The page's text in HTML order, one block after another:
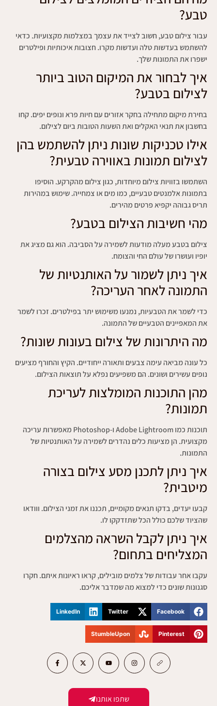
טבע?
עבור צילום טבע, חשוב לצייד את עצמך במצלמות מקצועיות. כדאי
להשתמש בעדשות טלה ועדשות מקרו. חצובות איכותיות ופילטרים
ישפרו את התמונות שלך.
איך לבחור את המיקום הטוב ביותר
לצילום בטבע?
בחירת מיקום מתחילה בחקר אזורים עם חיות פרא ונופים יפים. קחו
בחשבון את תנאי האקלים ואת השעות הטובות ביום לצילום.
אילו טכניקות שונות ניתן להשתמש בהן
לצילום תמונות באווירה טבעית?
השתמשו בזוויות צילום מיוחדות, כגון צילום מהקרקע. הוסיפו
בתמונות אלמנטים טבעיים, כמו מים או צמחייה. שימוש במהירות
תריס גבוהה יקפיא פרטים מהירים.
מהי חשיבות הצילום בטבע?
צילום בטבע מעלה מודעות לשמירה על הסביבה. הוא גם מציג את
יופיו ועושרו של עולם החי והצומח.
איך ניתן לשמור על האותנטיות של
התמונה לאחר העריכה?
כדי לשמר את הטבעיות, נמנעו משימוש יתר בפילטרים. זכרו לשמר
את המאפיינים הטבעיים של התמונה.
מה היתרונות של צילום בעונות שונות?
כל עונה מביאה עימה צבעים ותאורה ייחודיים. הקיץ והחורף מציעים
נופים עשירים ושונים. הם משפיעים נפלא על תוצאות הצילום.
מהן התוכנות המומלצות לעריכת
תמונות?
תוכנות כמו Adobe Lightroom ו-Photoshop מאפשרות עריכה
מקצועית. הן מציעות כלים נהדרים לשמירה על האותנטיות של
התמונות.
איך ניתן לתכנן מסע צילום בצורה
מיטבית?
קבעו יעדים, בדקו תנאים מקומיים, תכננו את זמני הצילום. ווודאו
שהציוד שלכם כולל הכל שתזדקקו לו.
איך ניתן לקבל השראה מהצלמים
המצליחים בתחום?
עקבו אחר עבודות של צלמים מובילים, קראו ראיונות איתם. חקרו
סגנונות שונים כדי למצוא מה שמדבר אליכם.
Facebook
Twitter
LinkedIn
Pinterest
StumbleUpon
שתפו אותנו